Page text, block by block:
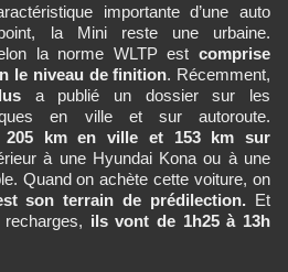
importante d’une auto
la Mini reste une urbaine.
la norme WLTP est comprise
le niveau de finition. Récemment,
a publié un dossier sur les
en ville et sur autoroute.
205 km en ville et 153 km sur
à une Hyundai Kona ou à une
Quand on achète cette voiture, on
son terrain de prédilection. Et
ils vont de 1h25 à 13h